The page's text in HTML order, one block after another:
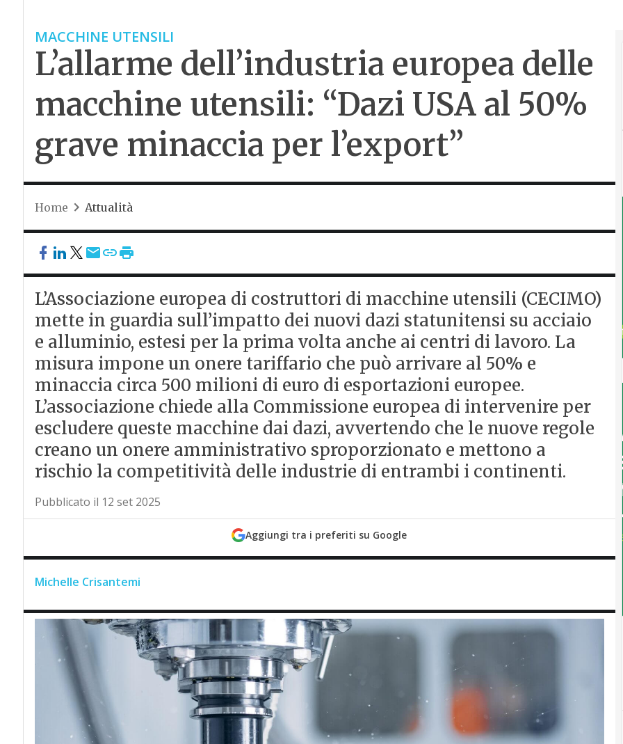
MACCHINE UTENSILI
L’allarme dell’industria europea delle
macchine utensili: “Dazi USA al 50%
grave minaccia per l’export”
Home Attualità
L’Associazione europea di costruttori di macchine utensili (CECIMO)
mette in guardia sull’impatto dei nuovi dazi statunitensi su acciaio
e alluminio, estesi per la prima volta anche ai centri di lavoro. La
misura impone un onere tariffario che può arrivare al 50% e
minaccia circa 500 milioni di euro di esportazioni europee.
L’associazione chiede alla Commissione europea di intervenire per
escludere queste macchine dai dazi, avvertendo che le nuove regole
creano un onere amministrativo sproporzionato e mettono a
rischio la competitività delle industrie di entrambi i continenti.
Pubblicato il 12 set 2025
Aggiungi tra i preferiti su Google
Michelle Crisantemi